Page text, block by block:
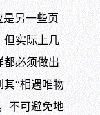
另一些页
但实际上几
都必须做出
“相遇唯物
不可避免地